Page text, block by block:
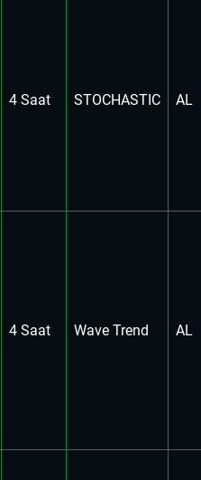
4 Saat STOCHASTIC AL
4 Saat Wave Trend AL